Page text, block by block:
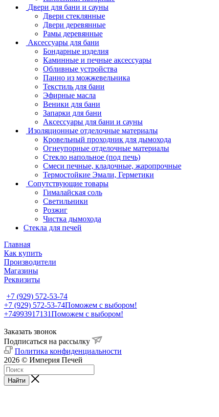
Двери для бани и сауны
Двери стеклянные
Двери деревянные
Рамы деревянные
Аксессуары для бани
Бондарные изделия
Каминные и печные аксессуары
Обливные устройства
Панно из можжевельника
Текстиль для бани
Эфирные масла
Веники для бани
Запарки для бани
Аксессуары для бани и сауны
Изоляционные отделочные материалы
Кровельный проходник для дымохода
Огнеупорные отделочные материалы
Стекло напольное (под печь)
Смеси печные, кладочные, жаропрочные
Термостойкие Эмали, Герметики
Сопутствующие товары
Гималайская соль
Светильники
Розжиг
Чистка дымохода
Стекла для печей
Главная
Как купить
Производители
Магазины
Реквизиты
+7 (929) 572-53-74
+7 (929) 572-53-74Поможем с выбором!
+74993917131Поможем с выбором!
Заказать звонок
Подписаться на рассылку
Политика конфиденциальности
2026 © Империя Печей
Найти